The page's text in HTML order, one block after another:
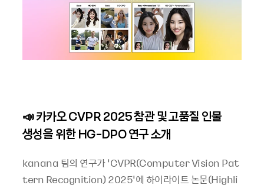
📣 카카오 CVPR 2025 참관 및 고품질 인물
생성을 위한 HG-DPO 연구 소개
kanana 팀의 연구가 ‘CVPR(Computer Vision Pat
tern Recognition) 2025’에 하이라이트 논문(Highli